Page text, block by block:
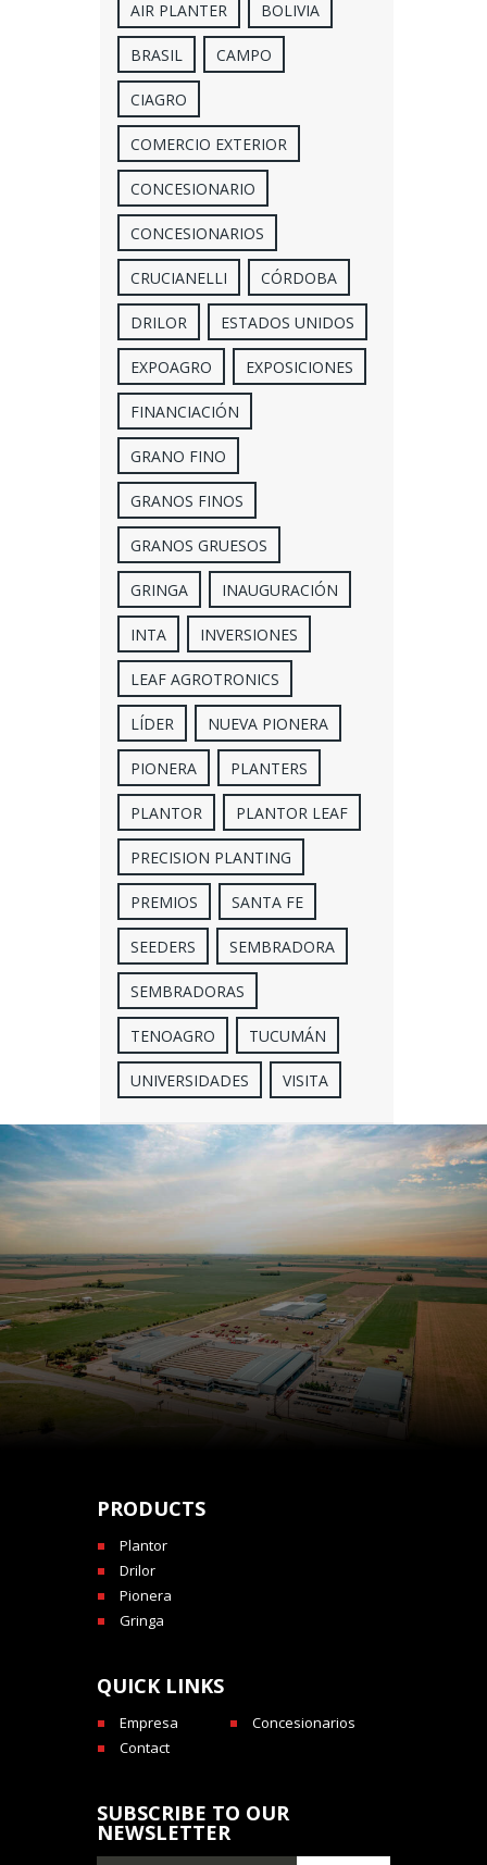
AIR PLANTER BOLIVIA
BRASIL CAMPO
CIAGRO
COMERCIO EXTERIOR
CONCESIONARIO
CONCESIONARIOS
CRUCIANELLI CÓRDOBA
DRILOR ESTADOS UNIDOS
EXPOAGRO EXPOSICIONES
FINANCIACIÓN
GRANO FINO
GRANOS FINOS
GRANOS GRUESOS
GRINGA INAUGURACIÓN
INTA INVERSIONES
LEAF AGROTRONICS
LÍDER NUEVA PIONERA
PIONERA PLANTERS
PLANTOR PLANTOR LEAF
PRECISION PLANTING
PREMIOS SANTA FE
SEEDERS SEMBRADORA
SEMBRADORAS
TENOAGRO TUCUMÁN
UNIVERSIDADES VISITA
PRODUCTS
Plantor
Drilor
Pionera
Gringa
QUICK LINKS
Empresa
Concesionarios
Contact
SUBSCRIBE TO OUR
NEWSLETTER